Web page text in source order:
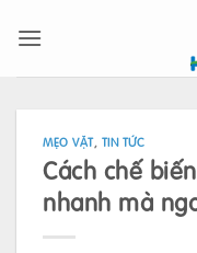
qua
MẸO VẶT, TIN TỨC
Cách chế
nhanh mà